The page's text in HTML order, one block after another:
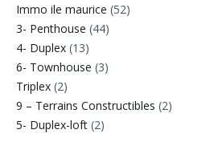
Immo ile maurice (52)
3- Penthouse (44)
4- Duplex (13)
6- Townhouse (3)
Triplex (2)
9 – Terrains Constructibles (2)
5- Duplex-loft (2)